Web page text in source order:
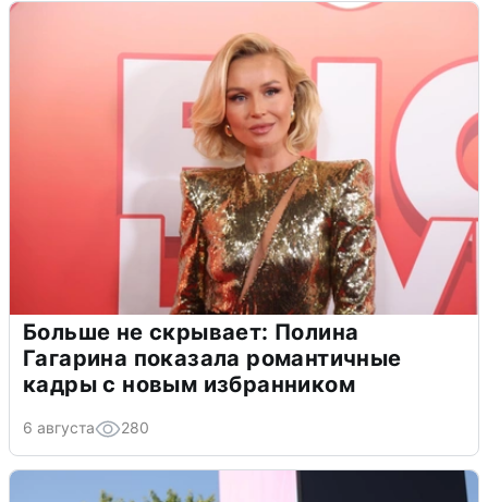
Больше не скрывает: Полина
Гагарина показала романтичные
кадры с новым избранником
6 августа 280